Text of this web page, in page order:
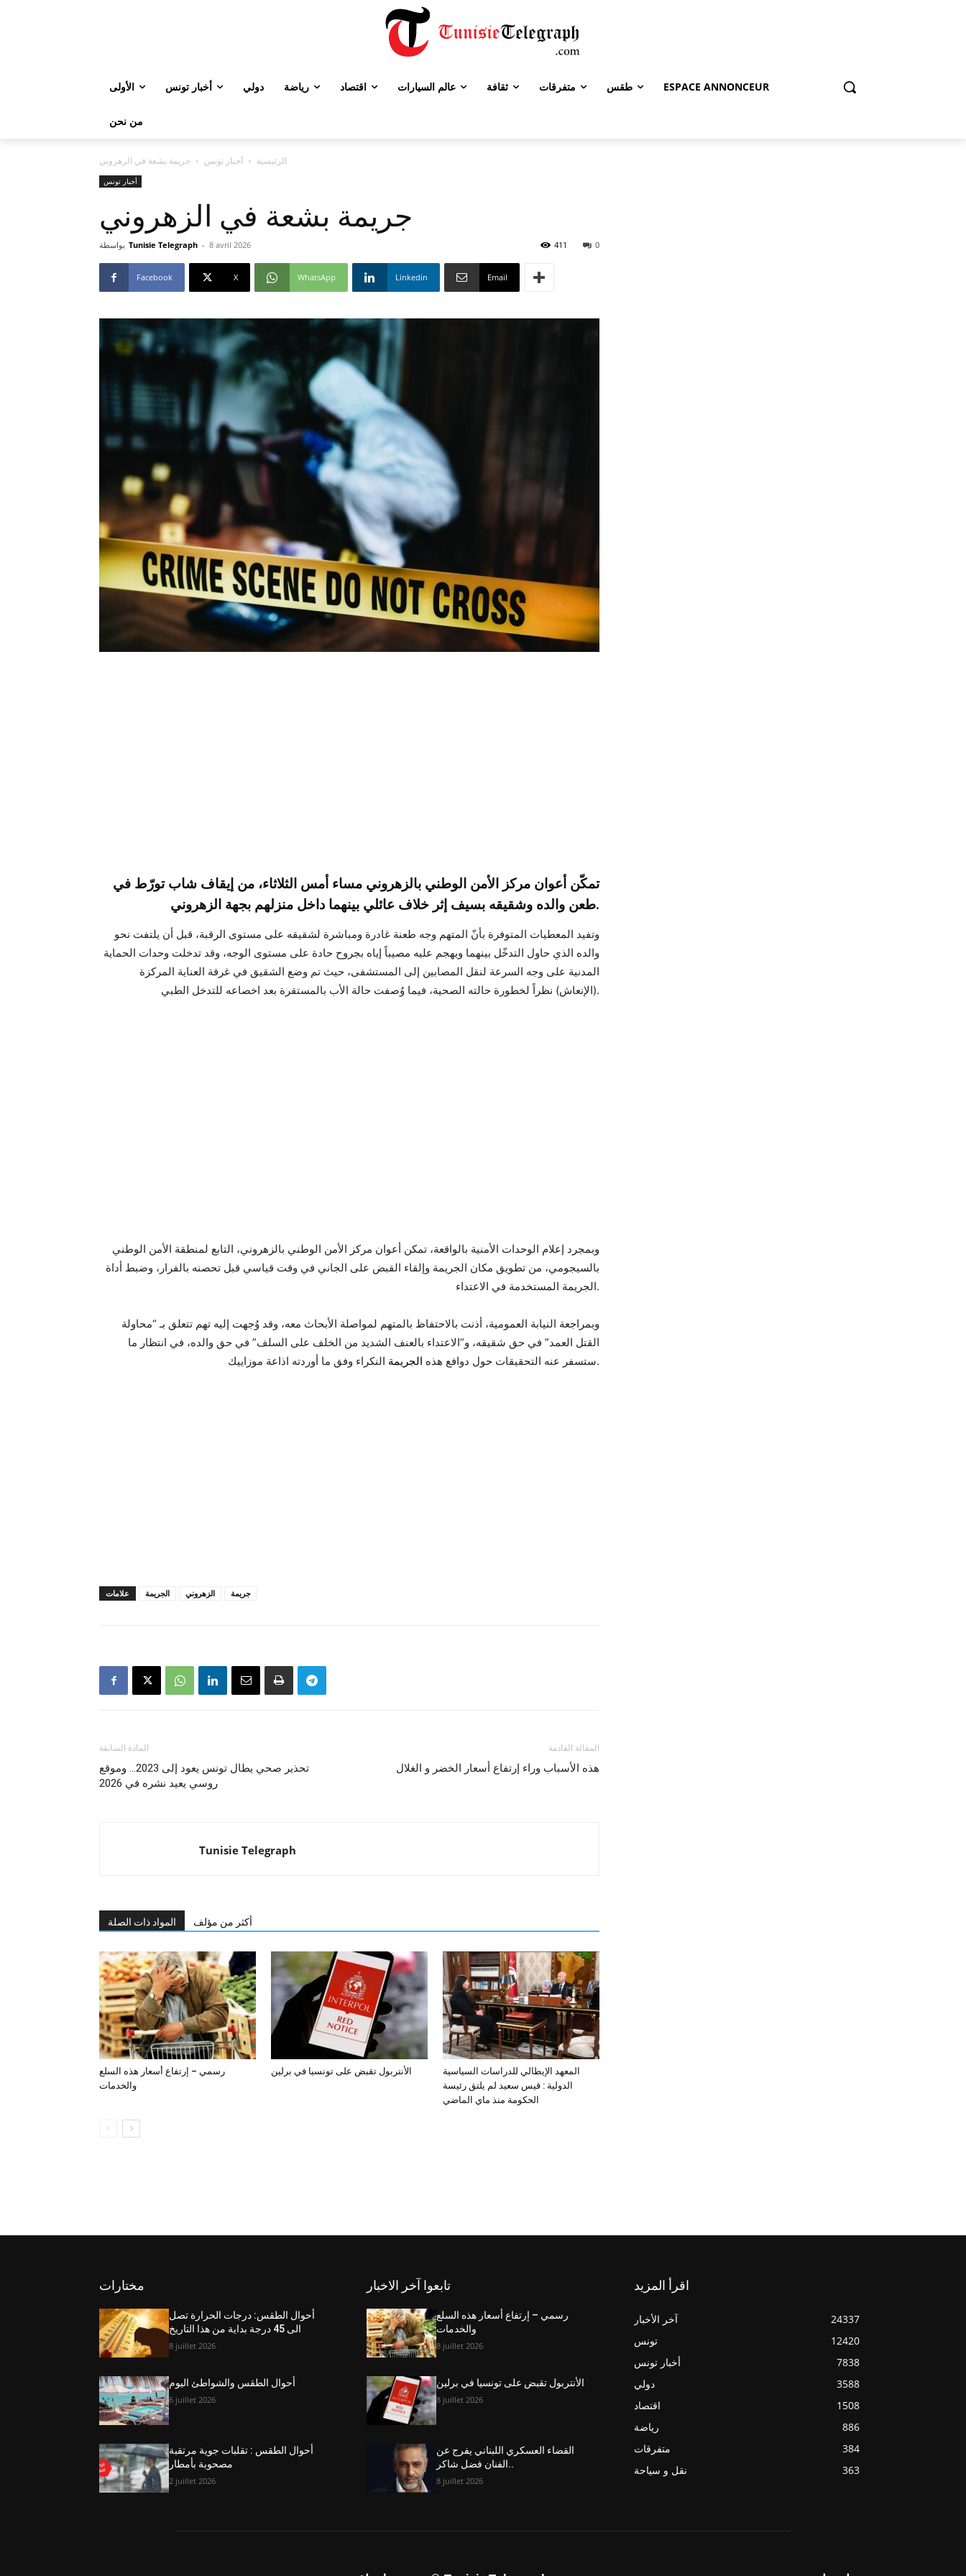
الأولى أخبار تونس دولي رياضة اقتصاد عالم السيارات ثقافة متفرقات طقس ESPACE ANNONCEUR
من نحن
الرئيسية أخبار تونس جريمة بشعة في الزهروني
أخبار تونس
جريمة بشعة في الزهروني
بواسطة Tunisie Telegraph - 8 avril 2026 0
411
Facebook X WhatsApp Linkedin Email
تمكّن أعوان مركز الأمن الوطني بالزهروني مساء أمس الثلاثاء، من إيقاف شاب تورّط في
طعن والده وشقيقه بسيف إثر خلاف عائلي بينهما داخل منزلهم بجهة الزهروني.
وتفيد المعطيات المتوفرة بأنّ المتهم وجه طعنة غادرة ومباشرة لشقيقه على مستوى الرقبة، قبل أن يلتفت نحو
والده الذي حاول التدخّل بينهما ويهجم عليه مصيباً إياه بجروح حادة على مستوى الوجه، وقد تدخلت وحدات الحماية
المدنية على وجه السرعة لنقل المصابين إلى المستشفى، حيث تم وضع الشقيق في غرفة العناية المركزة
(الإنعاش) نظراً لخطورة حالته الصحية، فيما وُصفت حالة الأب بالمستقرة بعد اخصاعه للتدخل الطبي.
وبمجرد إعلام الوحدات الأمنية بالواقعة، تمكن أعوان مركز الأمن الوطني بالزهروني، التابع لمنطقة الأمن الوطني
بالسيجومي، من تطويق مكان الجريمة وإلقاء القبض على الجاني في وقت قياسي قبل تحصنه بالفرار، وضبط أداة
الجريمة المستخدمة في الاعتداء.
وبمراجعة النيابة العمومية، أذنت بالاحتفاظ بالمتهم لمواصلة الأبحاث معه، وقد وُجهت إليه تهم تتعلق بـ “محاولة
القتل العمد” في حق شقيقه، و”الاعتداء بالعنف الشديد من الخلف على السلف” في حق والده، في انتظار ما
ستسفر عنه التحقيقات حول دوافع هذه الجريمة النكراء وفق ما أوردته اذاعة موزاييك.
علامات الجريمة الزهروني جريمة
المادة السابقة
تحذير صحي يطال تونس يعود إلى 2023… وموقع
روسي يعيد نشره في 2026
المقالة القادمة
هذه الأسباب وراء إرتفاع أسعار الخضر و الغلال
Tunisie Telegraph
المواد ذات الصلة أكثر من مؤلف
رسمي – إرتفاع أسعار هذه السلع
والخدمات
الأنتربول تقبض على تونسيا في برلين
المعهد الإيطالي للدراسات السياسية
الدولية : قيس سعيد لم يلتق رئيسة
الحكومة منذ ماي الماضي
مختارات
أحوال الطقس: درجات الحرارة تصل
الى 45 درجة بداية من هذا التاريخ
8 juillet 2026
أحوال الطقس والشواطئ اليوم
6 juillet 2026
أحوال الطقس : تقلبات جوية مرتقبة
مصحوبة بأمطار
2 juillet 2026
تابعوا آخر الاخبار
رسمي – إرتفاع أسعار هذه السلع
والخدمات
8 juillet 2026
الأنتربول تقبض على تونسيا في برلين
8 juillet 2026
القضاء العسكري اللبناني يفرج عن
الفنان فضل شاكر..
8 juillet 2026
اقرأ المزيد
آخر الأخبار
24337
تونس
12420
أخبار تونس
7838
دولي
3588
اقتصاد
1508
رياضة
886
متفرقات
384
نقل و سياحة
363